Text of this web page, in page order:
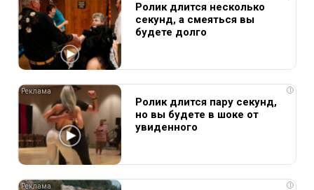
Ролик длится несколько
секунд, а смеяться вы
будете долго
i
Ролик длится пару секунд,
но вы будете в шоке от
увиденного
i